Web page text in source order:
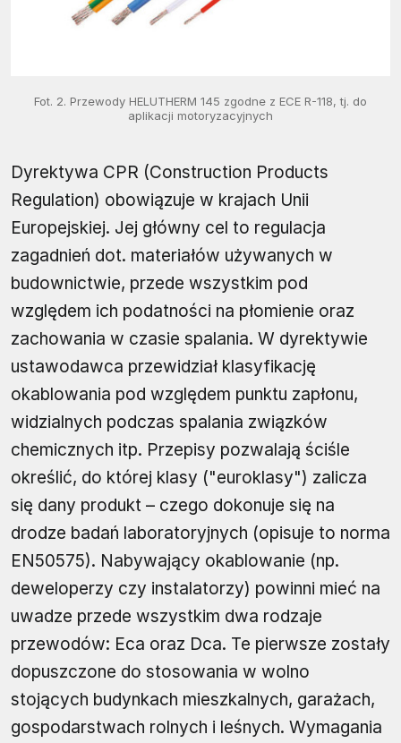
Fot. 2. Przewody HELUTHERM 145 zgodne z ECE R-118, tj. do
aplikacji motoryzacyjnych
Dyrektywa CPR (Construction Products
Regulation) obowiązuje w krajach Unii
Europejskiej. Jej główny cel to regulacja
zagadnień dot. materiałów używanych w
budownictwie, przede wszystkim pod
względem ich podatności na płomienie oraz
zachowania w czasie spalania. W dyrektywie
ustawodawca przewidział klasyfikację
okablowania pod względem punktu zapłonu,
widzialnych podczas spalania związków
chemicznych itp. Przepisy pozwalają ściśle
określić, do której klasy ("euroklasy") zalicza
się dany produkt – czego dokonuje się na
drodze badań laboratoryjnych (opisuje to norma
EN50575). Nabywający okablowanie (np.
deweloperzy czy instalatorzy) powinni mieć na
uwadze przede wszystkim dwa rodzaje
przewodów: Eca oraz Dca. Te pierwsze zostały
dopuszczone do stosowania w wolno
stojących budynkach mieszkalnych, garażach,
gospodarstwach rolnych i leśnych. Wymagania